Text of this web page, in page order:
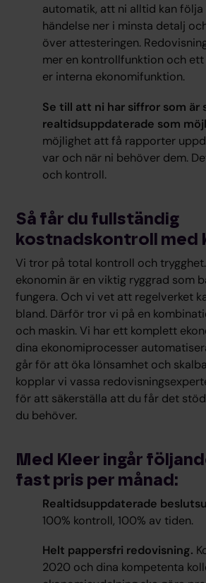
automatik, att ni alltid kan följa
händelse ner i minsta detalj
över attesteringen.
mer en kontrollfunktion och
er interna ekonomifunktion.
Se till att ni har siffror som är
realtidsuppdaterade som
möjlighet att få rapporter
var och när ni behöver dem.
och kontroll.
Så får du fullständig
kostnadskontroll med
Vi tror på total kontroll och
ekonomin är en viktig ryggrad som
fungera. Och vi vet att regelverket
bland. Därför tror vi på en
och maskin. Vi har ett komplett
dina ekonomiprocesser
går för att öka lönsamhet och
kopplar vi vassa
för att säkerställa att du får det
du behöver.
Med Kleer ingår
fast pris per månad:
Realtidsuppdaterade
100% kontroll, 100% av tiden.
Helt pappersfri redovisning.
2020 och dina kompetenta